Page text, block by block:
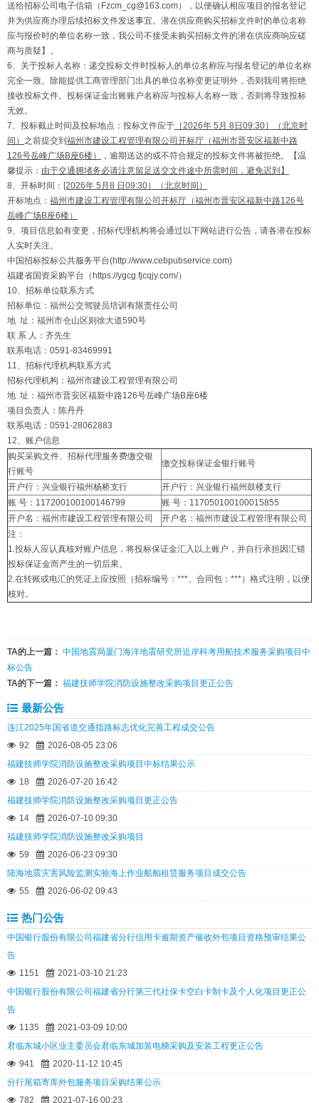
送给招标公司电子信箱（Fzcm_cg@163.com），以便确认相应项目的报名登记
并为供应商办理后续招标文件发送事宜。潜在供应商购买招标文件时的单位名称
应与报价时的单位名称一致，我公司不接受未购买招标文件的潜在供应商响应磋
商与质疑】。
6、关于投标人名称：递交投标文件时投标人的单位名称应与报名登记的单位名称
完全一致。除能提供工商管理部门出具的单位名称变更证明外，否则我司将拒绝
接收投标文件。投标保证金出账账户名称应与投标人名称一致，否则将导致投标
无效。
7、投标截止时间及投标地点：投标文件应于 ［2026年 5 月 8 日09:30］（北京时
间） 之前提交到 福州市建设工程管理有限公司开标厅（福州市晋安区福新中路
126号岳峰广场B座6楼）
，逾期送达的或不符合规定的投标文件将被拒绝。【温
馨提示： 由于交通拥堵务必请注意留足送交文件途中所需时间，避免迟到】
8、开标时间： [2026年 5 月 8 日09:30］（北京时间）
开标地点： 福州市建设工程管理有限公司开标厅（福州市晋安区福新中路126号
岳峰广场B座6楼）
9、项目信息如有变更，招标代理机构将会通过以下网站进行公告，请各潜在投标
人实时关注。
中国招标投标公共服务平台(http://www.cebpubservice.com)
福建省国资采购平台（https://ygcg.fjcqjy.com/）
10、招标单位联系方式
招标单位：福州公交驾驶员培训有限责任公司
地 址：福州市仓山区则徐大道590号
联 系 人：齐先生
联系电话：0591-83469991
11、招标代理机构联系方式
招标代理机构：福州市建设工程管理有限公司
地 址：福州市晋安区福新中路126号岳峰广场B座6楼
项目负责人：陈丹丹
联系电话：0591-28062883
12、账户信息
购买采购文件、招标代理服务费缴交银
行账号
缴交投标保证金银行账号
开户行：兴业银行福州杨桥支行
开户行：兴业银行福州鼓楼支行
账 号：117200100100146799
账 号：117050100100015855
开户名：福州市建设工程管理有限公司
开户名：福州市建设工程管理有限公司
注：
1.投标人应认真核对账户信息，将投标保证金汇入以上账户，并自行承担因汇错
投标保证金而产生的一切后果。
2.在转账或电汇的凭证上应按照（招标编号：***、合同包：***）格式注明，以便
核对。
TA的上一篇： 中国地震局厦门海洋地震研究所近岸科考用船技术服务采购项目中
标公告
TA的下一篇： 福建技师学院消防设施整改采购项目更正公告
最新公告
连江2025年国省道交通指路标志优化完善工程成交公告
92
2026-08-05 23:06
福建技师学院消防设施整改采购项目中标结果公示
18
2026-07-20 16:42
福建技师学院消防设施整改采购项目更正公告
14
2026-07-10 09:30
福建技师学院消防设施整改采购项目
59
2026-06-23 09:30
陆海地震灾害风险监测实验海上作业船舶租赁服务项目成交公告
55
2026-06-02 09:43
热门公告
中国银行股份有限公司福建省分行信用卡逾期资产催收外包项目资格预审结果公
告
1151
2021-03-10 21:23
中国银行股份有限公司福建省分行第三代社保卡空白卡制卡及个人化项目更正公
告
1135
2021-03-09 10:00
君临东城小区业主委员会君临东城加装电梯采购及安装工程更正公告
941
2020-11-12 10:45
分行尾箱寄库外包服务项目采购结果公示
782
2021-07-16 00:23